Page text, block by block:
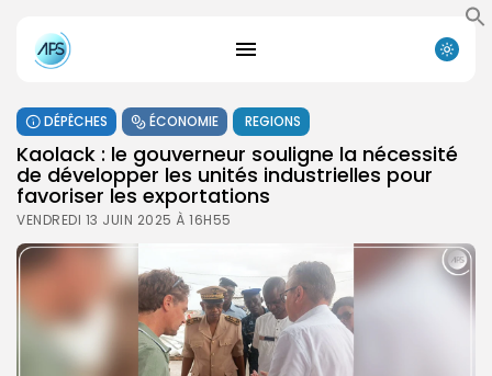
DÉPÊCHES ÉCONOMIE REGIONS
Kaolack : le gouverneur souligne la nécessité
de développer les unités industrielles pour
favoriser les exportations
VENDREDI 13 JUIN 2025 À 16H55